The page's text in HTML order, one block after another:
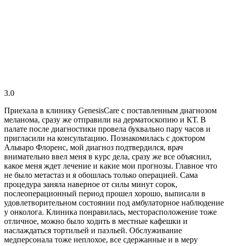
3.0
Приехала в клинику GenesisСare с поставленным диагнозом
меланома, сразу же отправили на дерматоскопию и КТ. В
палате после диагностики провела буквально пару часов и
пригласили на консультацию. Познакомилась с доктором
Альваро Флоренс, мой диагноз подтвердился, врач
внимательно ввел меня в курс дела, сразу же все объяснил,
какое меня ждет лечение и какие мои прогнозы. Главное что
не было метастаз и я обошлась только операцией. Сама
процедура заняла наверное от силы минут сорок,
послеоперационный период прошел хорошо, выписали в
удовлетворительном состоянии под амбулаторное наблюдение
у онколога. Клиника понравилась, месторасположение тоже
отличное, можно было ходить в местные кафешки и
наслаждаться тортильей и паэльей. Обслуживание
медперсонала тоже неплохое, все сдержанные и в меру